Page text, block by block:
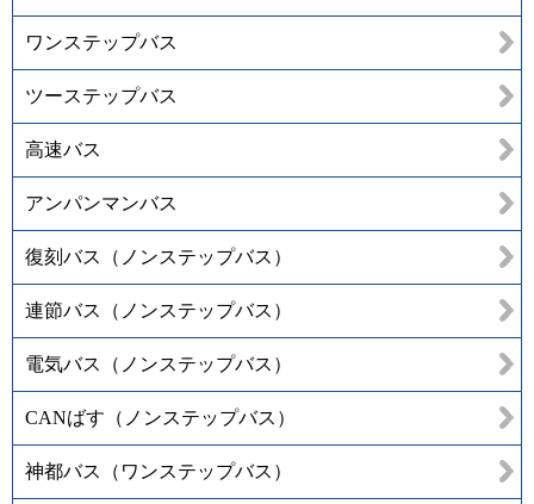
ワンステップバス
ツーステップバス
高速バス
アンパンマンバス
復刻バス（ノンステップバス）
連節バス（ノンステップバス）
電気バス（ノンステップバス）
CANばす（ノンステップバス）
神都バス（ワンステップバス）